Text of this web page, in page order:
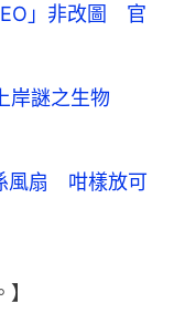
」非改圖 官
岸謎之生物
風扇 咁樣放可